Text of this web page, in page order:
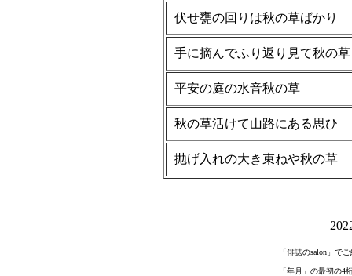
伏せ甕の回りは秋の草ばかり
手に摘んでふり返り見て秋の草
平安の庭の水音秋の草
秋の草活けて山路にある思ひ
抛げ入れの大き束ねや秋の草
「俳誌のsalon」で
「年月」の最初の4